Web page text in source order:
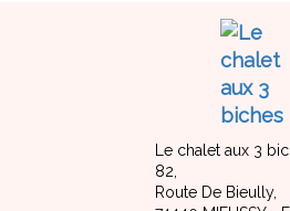
Le chalet aux 3
82,
Route De Bieully,